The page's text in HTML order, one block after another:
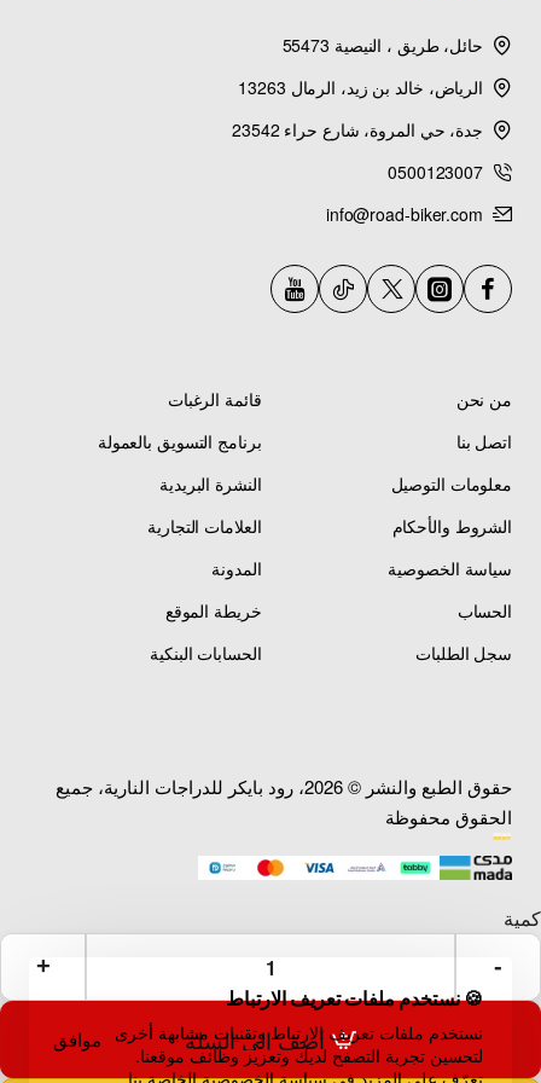
🍪 نستخدم ملفات تعريف الارتباط
نستخدم ملفات تعريف الارتباط وتقنيات مشابهة أخرى
لتحسين تجربة التصفح لديك وتعزيز وظائف موقعنا.
تعرّف على المزيد في سياسة الخصوصية الخاصة بنا.
موافق أضف إلى السلة
حائل، طريق ، النيصية 55473
الرياض، خالد بن زيد، الرمال 13263
جدة، حي المروة، شارع حراء 23542
0500123007
info@road-biker.com
من نحن
اتصل بنا
معلومات التوصيل
الشروط والأحكام
سياسة الخصوصية
الحساب
سجل الطلبات
قائمة الرغبات
برنامج التسويق بالعمولة
النشرة البريدية
العلامات التجارية
المدونة
خريطة الموقع
الحسابات البنكية
حقوق الطبع والنشر © 2026، رود بايكر للدراجات النارية، جميع
الحقوق محفوظة